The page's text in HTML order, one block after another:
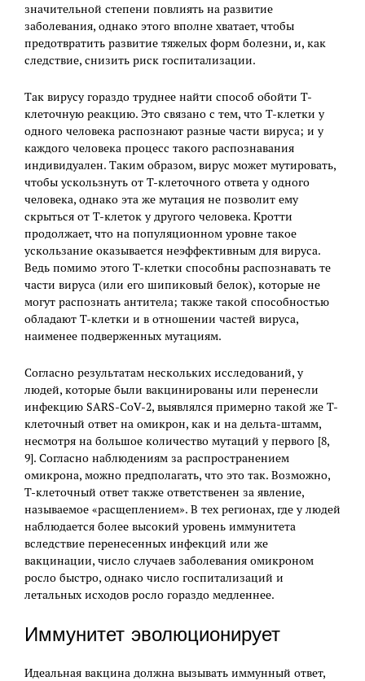
значительной степени повлиять на развитие
заболевания, однако этого вполне хватает, чтобы
предотвратить развитие тяжелых форм болезни, и, как
следствие, снизить риск госпитализации.
Так вирусу гораздо труднее найти способ обойти Т-
клеточную реакцию. Это связано с тем, что Т-клетки у
одного человека распознают разные части вируса; и у
каждого человека процесс такого распознавания
индивидуален. Таким образом, вирус может мутировать,
чтобы ускользнуть от Т-клеточного ответа у одного
человека, однако эта же мутация не позволит ему
скрыться от Т-клеток у другого человека. Кротти
продолжает, что на популяционном уровне такое
ускользание оказывается неэффективным для вируса.
Ведь помимо этого Т-клетки способны распознавать те
части вируса (или его шипиковый белок), которые не
могут распознать антитела; также такой способностью
обладают Т-клетки и в отношении частей вируса,
наименее подверженных мутациям.
Согласно результатам нескольких исследований, у
людей, которые были вакцинированы или перенесли
инфекцию SARS-CoV-2, выявлялся примерно такой же Т-
клеточный ответ на омикрон, как и на дельта-штамм,
несмотря на большое количество мутаций у первого [8,
9]. Согласно наблюдениям за распространением
омикрона, можно предполагать, что это так. Возможно,
Т-клеточный ответ также ответственен за явление,
называемое «расщеплением». В тех регионах, где у людей
наблюдается более высокий уровень иммунитета
вследствие перенесенных инфекций или же
вакцинации, число случаев заболевания омикроном
росло быстро, однако число госпитализаций и
летальных исходов росло гораздо медленнее.
Иммунитет эволюционирует
Идеальная вакцина должна вызывать иммунный ответ,